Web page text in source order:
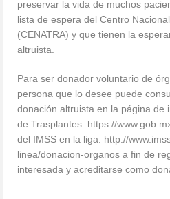
preservar la vida de muchos
lista de espera del Centro
(CENATRA) y que tienen la
altruista.
Para ser donador voluntario de
persona que lo desee puede
donación altruista en la página de
de Trasplantes: https://
del IMSS en la liga: http://
linea/donacion-organos a fin de
interesada y acreditarse como